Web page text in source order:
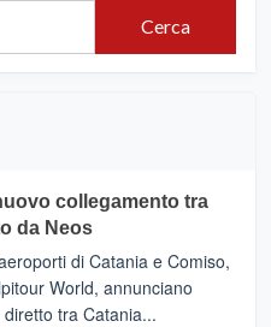
Cerca
collegamento tra
da Neos
di Catania e Comiso,
World, annunciano
tra Catania...